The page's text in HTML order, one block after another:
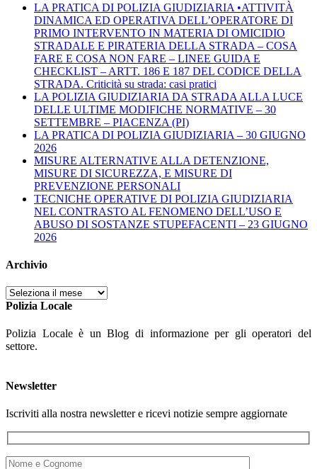
LA PRATICA DI POLIZIA GIUDIZIARIA •ATTIVITÀ
DINAMICA ED OPERATIVA DELL’OPERATORE DI
PRIMO INTERVENTO IN MATERIA DI OMICIDIO
STRADALE E PIRATERIA DELLA STRADA – COSA
FARE E COSA NON FARE – LINEE GUIDA E
CHECKLIST – ARTT. 186 E 187 DEL CODICE DELLA
STRADA. Criticità su strada: casi pratici
LA POLIZIA GIUDIZIARIA DA STRADA ALLA LUCE
DELLE ULTIME MODIFICHE NORMATIVE – 30
SETTEMBRE – PIACENZA (PI)
LA PRATICA DI POLIZIA GIUDIZIARIA – 30 GIUGNO
2026
MISURE ALTERNATIVE ALLA DETENZIONE,
MISURE DI SICUREZZA, E MISURE DI
PREVENZIONE PERSONALI
TECNICHE OPERATIVE DI POLIZIA GIUDIZIARIA
NEL CONTRASTO AL FENOMENO DELL’USO E
ABUSO DI SOSTANZE STUPEFACENTI – 23 GIUGNO
2026
Archivio
Archivio
Polizia Locale
Polizia Locale è un Blog di informazione per gli operatori del
settore.
Newsletter
Iscriviti alla nostra newsletter e ricevi notizie sempre aggiornate